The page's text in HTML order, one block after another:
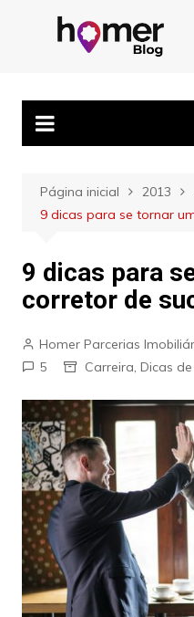
Posts semanais sobre o
corretores imobiliários
Página inicial 2013
9 dicas para se tornar
9 dicas para
corretor de
Homer Parcerias
5
Carreira, Dicas